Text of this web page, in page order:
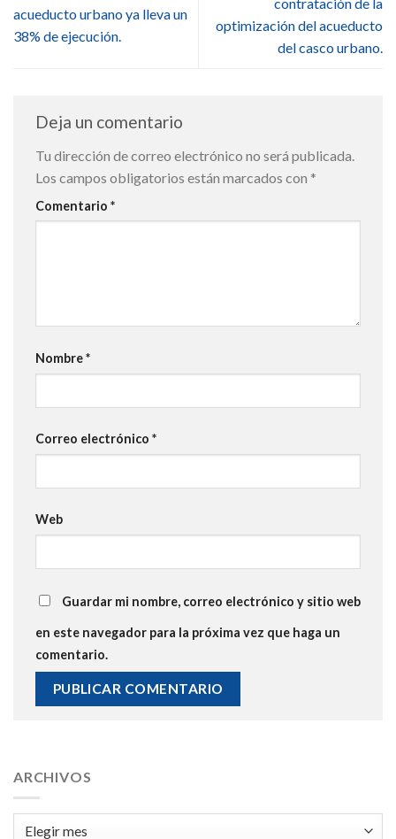
acueducto urbano ya lleva un
38% de ejecución.
optimización del acueducto
del casco urbano.
Deja un comentario
Tu dirección de correo electrónico no será publicada.
Los campos obligatorios están marcados con *
Comentario *
Nombre*
Correo electrónico *
Web
Guardar mi nombre, correo electrónico y sitio web
en este navegador para la próxima vez que haga un
comentario.
ARCHIVOS